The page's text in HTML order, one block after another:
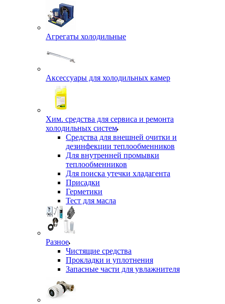
Агрегаты холодильные
Аксессуары для холодильных камер
Хим. средства для сервиса и ремонта
холодильных систем
Средства для внешней очитки и
дезинфекции теплообменников
Для внутренней промывки
теплообменников
Для поиска утечки хладагента
Присадки
Герметики
Тест для масла
Разное
Чистящие средства
Прокладки и уплотнения
Запасные части для увлажнителя